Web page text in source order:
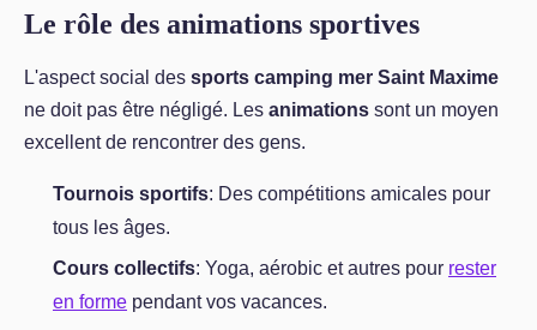
Le rôle des animations sportives
L'aspect social des sports camping mer Saint Maxime
ne doit pas être négligé. Les animations sont un moyen
excellent de rencontrer des gens.
Tournois sportifs: Des compétitions amicales pour
tous les âges.
Cours collectifs: Yoga, aérobic et autres pour rester
en forme pendant vos vacances.